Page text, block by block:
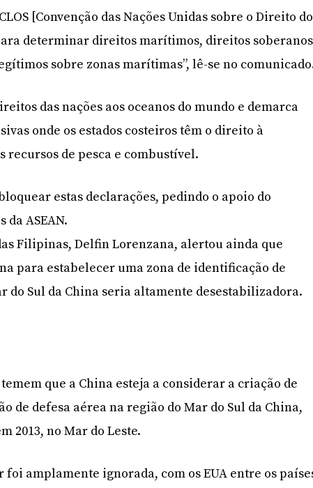
[Convenção das Nações Unidas sobre o Direito do
determinar direitos marítimos, direitos
sobre zonas marítimas”, lê-se no
das nações aos oceanos do mundo e demarca
onde os estados costeiros têm o direito à
recursos de pesca e combustível.
estas declarações, pedindo o apoio do
da ASEAN.
Filipinas, Delfin Lorenzana, alertou ainda que
para estabelecer uma zona de identificação de
do Sul da China seria altamente desestabilizadora.
que a China esteja a considerar a criação de
de defesa aérea na região do Mar do Sul da China,
2013, no Mar do Leste.
foi amplamente ignorada, com os EUA entre os